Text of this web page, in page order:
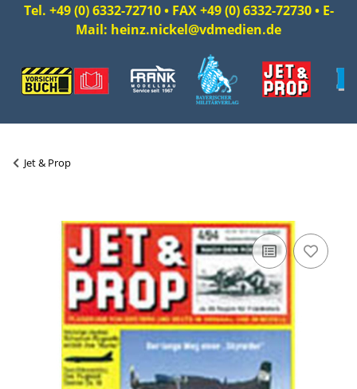
Tel. +49 (0) 6332-72710 • FAX +49 (0) 6332-72730 • E-
Mail: heinz.nickel@vdmedien.de
Jet & Prop